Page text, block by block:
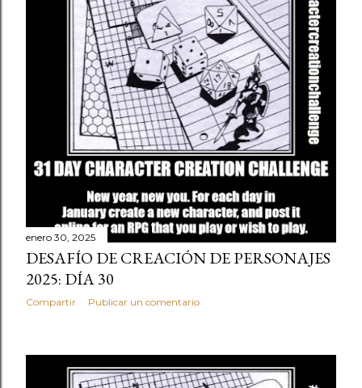
enero 30, 2025
DESAFÍO DE CREACIÓN DE PERSONAJES
2025: DÍA 30
Compartir Publicar un comentario